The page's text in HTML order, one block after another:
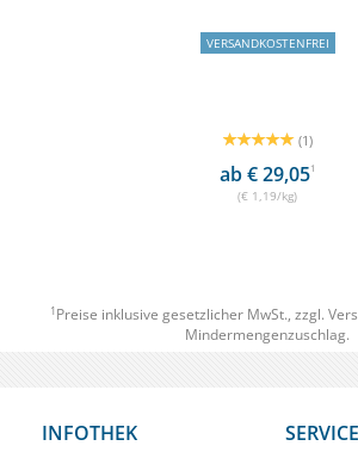
VERSANDKOSTENFREI
(1)
ab € 29,051
(€ 1,19/kg)
1 Preise inklusive gesetzlicher MwSt., zzgl.
Mindermengenzuschlag.
INFOTHEK SERVICE